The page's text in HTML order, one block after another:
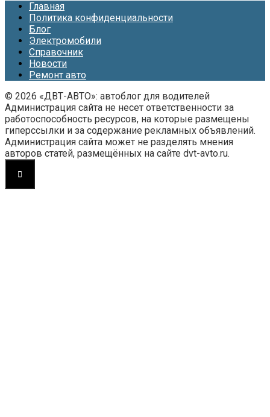
Главная
Политика конфиденциальности
Блог
Электромобили
Справочник
Новости
Ремонт авто
© 2026 «ДВТ-АВТО»: автоблог для водителей
Администрация сайта не несет ответственности за
работоспособность ресурсов, на которые размещены
гиперссылки и за содержание рекламных объявлений.
Администрация сайта может не разделять мнения
авторов статей, размещённых на сайте dvt-avto.ru.